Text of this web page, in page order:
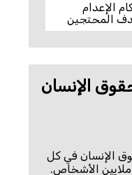
الإعدام
المحتجين
الإنسان
الإنسان في كل
ملايين الأشخاص.